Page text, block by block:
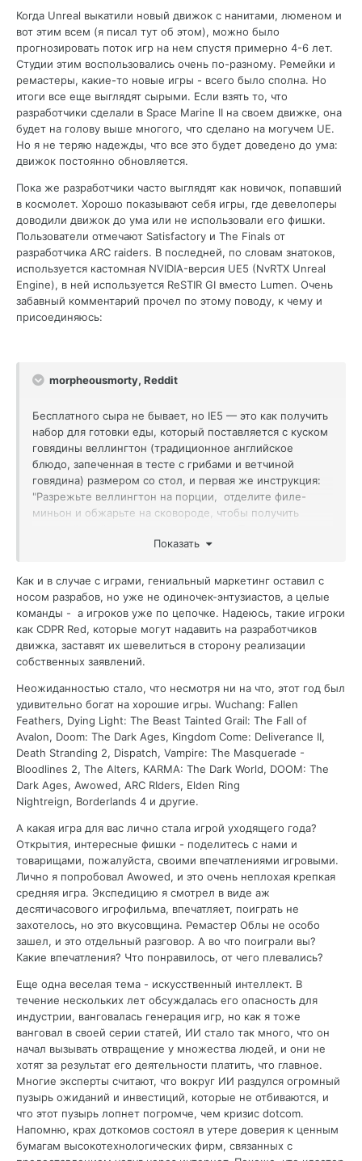
Когда Unreal выкатили новый движок с нанитами, люменом и
вот этим всем (я писал тут об этом), можно было
прогнозировать поток игр на нем спустя примерно 4-6 лет.
Студии этим воспользовались очень по-разному. Ремейки и
ремастеры, какие-то новые игры - всего было сполна. Но
итоги все еще выглядят сырыми. Если взять то, что
разработчики сделали в Space Marine II на своем движке, она
будет на голову выше многого, что сделано на могучем UE.
Но я не теряю надежды, что все это будет доведено до ума:
движок постоянно обновляется.
Пока же разработчики часто выглядят как новичок, попавший
в космолет. Хорошо показывают себя игры, где девелоперы
доводили движок до ума или не использовали его фишки.
Пользователи отмечают Satisfactory и The Finals от
разработчика ARC raiders. В последней, по словам знатоков,
используется кастомная NVIDIA-версия UE5 (NvRTX Unreal
Engine), в ней используется ReSTIR GI вместо Lumen. Очень
забавный комментарий прочел по этому поводу, к чему и
присоединяюсь:
morpheousmorty, Reddit
Бесплатного сыра не бывает, но IE5 — это как получить
набор для готовки еды, который поставляется с куском
говядины веллингтон (традиционное английское
блюдо, запеченная в тесте с грибами и ветчиной
говядина) размером со стол, и первая же инструкция:
"Разрежьте веллингтон на порции, отделите филе-
миньон и обжарьте на сковороде, чтобы получить
очистите с него тесто, ветчину и грибы, подавайте
муки и приготовьте все сами, игнорируя наш кусок".
Да, возможно, конструктор для приготовления другого
блюда из веллингтона кажется лучше, чем то, что вы
сделаете сами, но если вы не собираетесь убиваться
над своим обедом и вам не нравятся торчащие
отовсюду ненужные грибы или жареное несколько раз
мясо, то лучше вообще не использовать поданное на
стол блюдо по умолчанию.
На самом деле, только что дошло. UE5 повысил порог
мастерства. Но преподносит-то он себя по-другому, он
обещает снизить порог мастерства, дать вам
бесплатный обед. Этот разрыв неизбежно приводит к
тому, что мы видим кучу игр, "повара" которых
оказались не готовы к тому, что им понадобится
столько мастерства. И я хочу уточнить, это мастерство
нужно именно чтобы справляться с UE5, не говоря уже
об оптимизации графики. Повара обычно не учатся
превращать борщ в колбасу, а лазанью в ризотто, они
учатся готовить все это с нуля.
Показать
Как и в случае с играми, гениальный маркетинг оставил с
носом разрабов, но уже не одиночек-энтузиастов, а целые
команды - а игроков уже по цепочке. Надеюсь, такие игроки
как CDPR Red, которые могут надавить на разработчиков
движка, заставят их шевелиться в сторону реализации
собственных заявлений.
Неожиданностью стало, что несмотря ни на что, этот год был
удивительно богат на хорошие игры. Wuchang: Fallen
Feathers, Dying Light: The Beast Tainted Grail: The Fall of
Avalon, Doom: The Dark Ages, Kingdom Come: Deliverance II,
Death Stranding 2, Dispatch, Vampire: The Masquerade -
Bloodlines 2, The Alters, KARMA: The Dark World, DOOM: The
Dark Ages, Awowed, ARC RIders, Elden Ring
Nightreign, Borderlands 4 и другие.
А какая игра для вас лично стала игрой уходящего года?
Открытия, интересные фишки - поделитесь с нами и
товарищами, пожалуйста, своими впечатлениями игровыми.
Лично я попробовал Awowed, и это очень неплохая крепкая
средняя игра. Экспедицию я смотрел в виде аж
десятичасового игрофильма, впечатляет, поиграть не
захотелось, но это вкусовщина. Ремастер Облы не особо
зашел, и это отдельный разговор. А во что поиграли вы?
Какие впечатления? Что понравилось, от чего плевались?
Еще одна веселая тема - искусственный интеллект. В
течение нескольких лет обсуждалась его опасность для
индустрии, ванговалась генерация игр, но как я тоже
ванговал в своей серии статей, ИИ стало так много, что он
начал вызывать отвращение у множества людей, и они не
хотят за результат его деятельности платить, что главное.
Многие эксперты считают, что вокруг ИИ раздулся огромный
пузырь ожиданий и инвестиций, которые не отбиваются, и
что этот пузырь лопнет погромче, чем кризис dotcom.
Напомню, крах доткомов состоял в утере доверия к ценным
бумагам высокотехнологических фирм, связанных с